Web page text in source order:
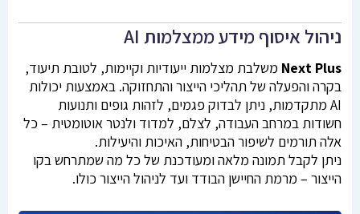
ניהול איסוף מידע ממצלמות AI
Next Plus
משלבת מצלמות ייעודיות וקיימות, לטובת תיעוד,
בקרה והפעלה של תהליכי הייצור והתחזוקה. באמצעות יכולות
AI מתקדמות, ניתן לבדוק פגמים, לזהות גופים ותנועות
חשודות במרחב העבודה, לצלם, למדוד ולנטר אוטומטית – כל
אלה תורמים לשיפור הבטיחות, האיכות והיעילות.
ניתן לקבל תמונה מלאה ומעודכנת של כל מה שמתרחש בקו
הייצור – מרמת החיישן הבודד ועד לניהול הייצור כולו.